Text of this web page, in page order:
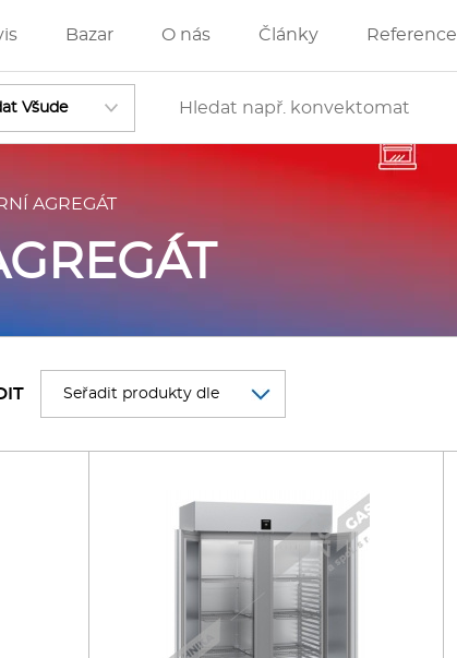
Bazar O nás Články Reference
technologie
AGREGÁT